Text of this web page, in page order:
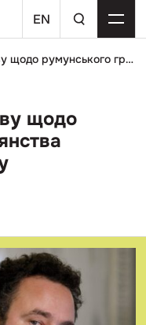
EN
ДБР спрямувало заяву щодо румунського громадянства Дубінського до Офісу генпрокурора
щодо